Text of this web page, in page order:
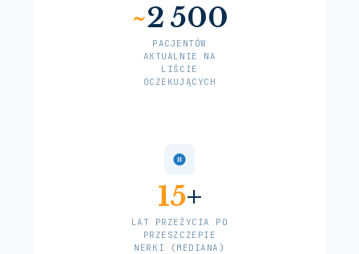
~2 500
PACJENTÓW
AKTUALNIE NA
LIŚCIE
OCZEKUJĄCYCH
15+
LAT PRZEŻYCIA PO
PRZESZCZEPIE
NERKI (MEDIANA)
KOLOR TŁA STRONY